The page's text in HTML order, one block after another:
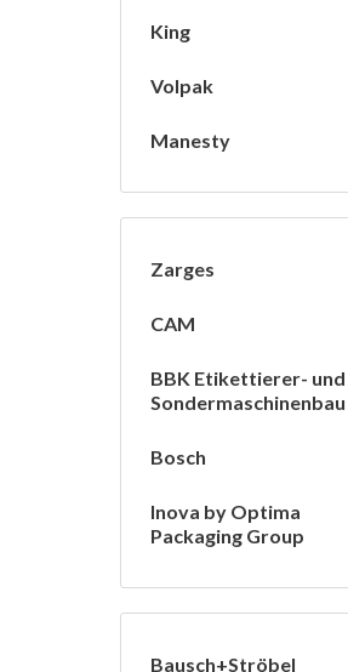
King
Volpak
Manesty
Zarges
CAM
BBK Etikettierer- und
Sondermaschinenbau
Bosch
Inova by Optima
Packaging Group
Bausch+Ströbel